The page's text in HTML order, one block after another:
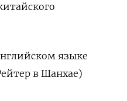
языке
в Шанхае)